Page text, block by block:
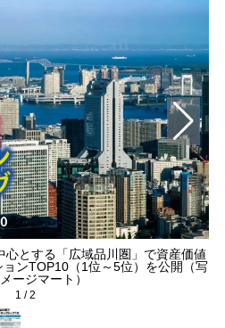
とする「広域品川圏」で資産価値
ンTOP10（1位～5位）を公開（写
ージマート）
1 /2